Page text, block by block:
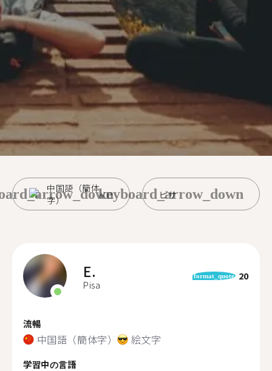
中国語（簡体
字）
ピサ
keyboard_arrow_down
E.
Pisa
format_quote 20
流暢
中国語（簡体字） 絵文字
学習中の言語